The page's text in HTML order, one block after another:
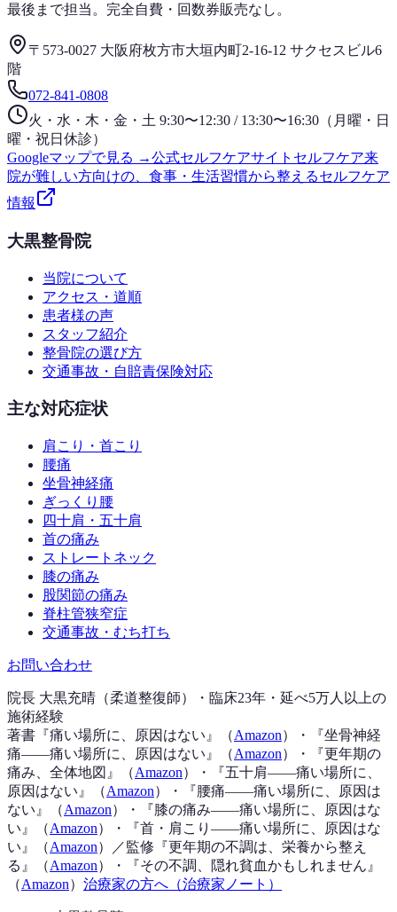
最後まで担当。完全自費・回数券販売なし。
〒573-0027 大阪府枚方市大垣内町2-16-12 サクセスビル6
階
072-841-0808
火・水・木・金・土 9:30〜12:30 / 13:30〜16:30（月曜・日
曜・祝日休診）
Googleマップで見る →公式セルフケアサイト セルフケア来
院が難しい方向けの、食事・生活習慣から整えるセルフケア
情報
大黒整骨院
当院について
アクセス・道順
患者様の声
スタッフ紹介
整骨院の選び方
交通事故・自賠責保険対応
主な対応症状
肩こり・首こり
腰痛
坐骨神経痛
ぎっくり腰
四十肩・五十肩
首の痛み
ストレートネック
膝の痛み
股関節の痛み
脊柱管狭窄症
交通事故・むち打ち
お問い合わせ
院長 大黒充晴（柔道整復師）・臨床23年・延べ5万人以上の
施術経験
著書『痛い場所に、原因はない 』（Amazon） ・『坐骨神経
痛——痛い場所に、原因はない 』（Amazon） ・『更年期の
痛み、全体地図 』（Amazon） ・『五十肩——痛い場所に、
原因はない 』（Amazon） ・『腰痛——痛い場所に、原因は
ない 』（Amazon） ・『膝の痛み——痛い場所に、原因はな
い 』（Amazon） ・『首・肩こり——痛い場所に、原因はな
い 』（Amazon） ／監修『更年期の不調は、栄養から整え
る 』（Amazon） ・『その不調、隠れ貧血かもしれません 』
（Amazon） 治療家の方へ（治療家ノート）